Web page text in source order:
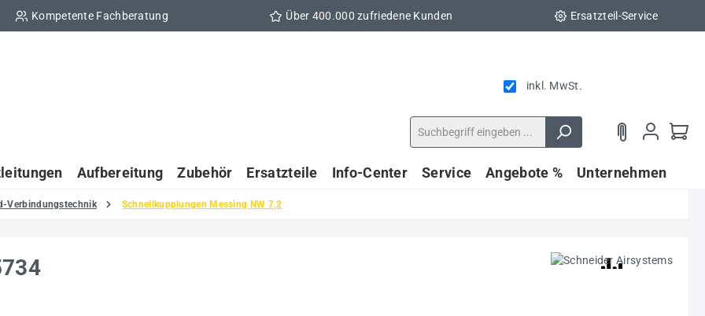
Kompetente Fachberatung Über 400.000 zufriedene Kunden Ersatzteil-Service
inkl. MwSt.
Aufbereitung Zubehör Ersatzteile Info-Center Service Angebote % Unternehmen
Verbindungstechnik Schnellkupplungen Messing NW 7,2